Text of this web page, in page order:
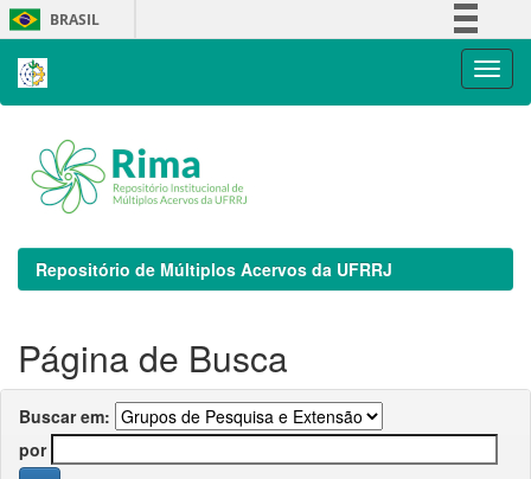
Skip
navigation
BRASIL
Repositório de Múltiplos Acervos da UFRRJ
Página de Busca
Buscar em:
por